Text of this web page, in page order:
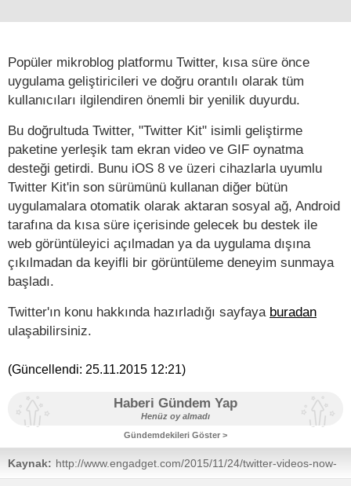
Popüler mikroblog platformu Twitter, kısa süre önce
uygulama geliştiricileri ve doğru orantılı olarak tüm
kullanıcıları ilgilendiren önemli bir yenilik duyurdu.
Bu doğrultuda Twitter, "Twitter Kit" isimli geliştirme
paketine yerleşik tam ekran video ve GIF oynatma
desteği getirdi. Bunu iOS 8 ve üzeri cihazlarla uyumlu
Twitter Kit'in son sürümünü kullanan diğer bütün
uygulamalara otomatik olarak aktaran sosyal ağ, Android
tarafına da kısa süre içerisinde gelecek bu destek ile
web görüntüleyici açılmadan ya da uygulama dışına
çıkılmadan da keyifli bir görüntüleme deneyim sunmaya
başladı.
Twitter'ın konu hakkında hazırladığı sayfaya buradan
ulaşabilirsiniz.
(Güncellendi: 25.11.2015 12:21)
Haberi Gündem Yap
Henüz oy almadı
Gündemdekileri Göster >
Kaynak: http://www.engadget.com/2015/11/24/twitter-videos-now-
run-full-screen-on-other-apps/?